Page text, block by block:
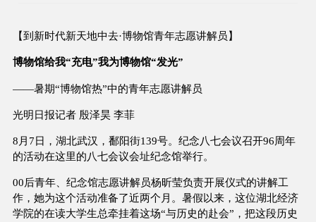
【到新时代新天地中去·博物馆青年志愿讲解员】
博物馆给我“充电”我为博物馆“发光”
——暑期“博物馆热”中的青年志愿讲解员
光明日报记者 殷泽昊 李菲
8月7日，湖北武汉，鄱阳街139号。纪念八七会议召开96周年
的活动在这里的八七会议会址纪念馆举行。
00后青年、纪念馆志愿讲解员杨昕莹负责开展仪式的讲解工
作，她为这个活动准备了近两个月。暑假以来，这位湖北经济
学院的在读大学生总牵挂着这场“与历史的赴会”，把这段历史